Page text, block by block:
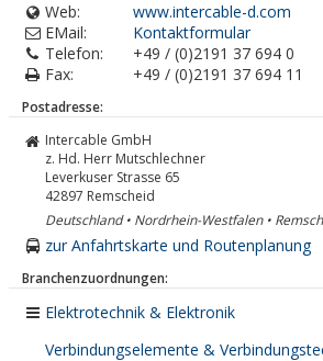
Web:
www.intercable-d.com
EMail:
Kontaktformular
Telefon:
+49 / (0)2191 37 694 0
Fax:
+49 / (0)2191 37 694 11
Postadresse:
Intercable GmbH
z. Hd. Herr Mutschlechner
Leverkuser Strasse 65
42897 Remscheid
Deutschland • Nordrhein-Westfalen •
zur Anfahrtskarte und Routenplanung
Branchenzuordnungen:
Elektrotechnik & Elektronik
Verbindungselemente &